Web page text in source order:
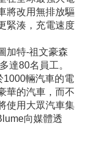
將改用無排放驅
緊湊，充電速度
加特-祖文豪森
達80名員工。
1000輛汽車的電
華的汽車，而不
使用大眾汽車集
向媒體透